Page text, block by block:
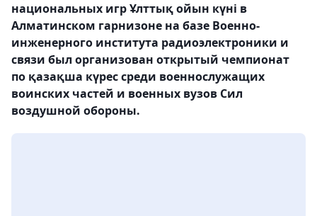
национальных игр Ұлттық ойын күні в
Алматинском гарнизоне на базе Военно-
инженерного института радиоэлектроники и
связи был организован открытый чемпионат
по қазақша күрес среди военнослужащих
воинских частей и военных вузов Сил
воздушной обороны.